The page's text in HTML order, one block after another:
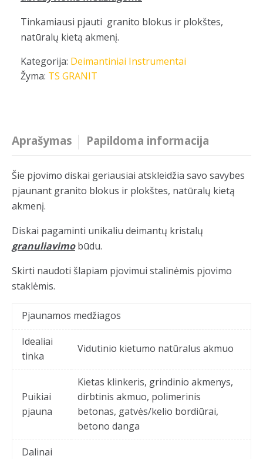
Tinkamiausi pjauti granito blokus ir plokštes,
natūralų kietą akmenį.
Kategorija: Deimantiniai Instrumentai
Žyma: TS GRANIT
Aprašymas Papildoma informacija
Šie pjovimo diskai geriausiai atskleidžia savo savybes
pjaunant granito blokus ir plokštes, natūralų kietą
akmenį.
Diskai pagaminti unikaliu deimantų kristalų
granuliavimobūdu.
Skirti naudoti šlapiam pjovimui stalinėmis pjovimo
staklėmis.
Pjaunamos medžiagos
Idealiai
tinka
Vidutinio kietumo natūralus akmuo
Puikiai
pjauna
Kietas klinkeris, grindinio akmenys,
dirbtinis akmuo, polimerinis
betonas, gatvės/kelio bordiūrai,
betono danga
Dalinai